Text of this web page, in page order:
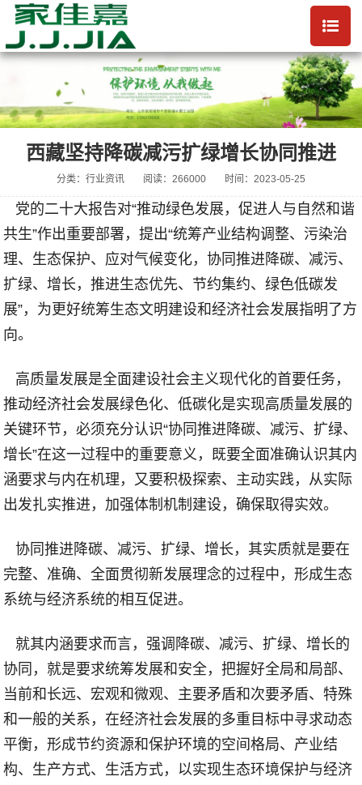
西藏坚持降碳减污扩绿增长协同推进
分类：行业资讯 阅读：266000 时间：2023-05-25
党的二十大报告对“推动绿色发展，促进人与自然和谐
共生”作出重要部署，提出“统筹产业结构调整、污染治
理、生态保护、应对气候变化，协同推进降碳、减污、
扩绿、增长，推进生态优先、节约集约、绿色低碳发
展”，为更好统筹生态文明建设和经济社会发展指明了方
向。
高质量发展是全面建设社会主义现代化的首要任务，
推动经济社会发展绿色化、低碳化是实现高质量发展的
关键环节，必须充分认识“协同推进降碳、减污、扩绿、
增长”在这一过程中的重要意义，既要全面准确认识其内
涵要求与内在机理，又要积极探索、主动实践，从实际
出发扎实推进，加强体制机制建设，确保取得实效。
协同推进降碳、减污、扩绿、增长，其实质就是要在
完整、准确、全面贯彻新发展理念的过程中，形成生态
系统与经济系统的相互促进。
就其内涵要求而言，强调降碳、减污、扩绿、增长的
协同，就是要求统筹发展和安全，把握好全局和局部、
当前和长远、宏观和微观、主要矛盾和次要矛盾、特殊
和一般的关系，在经济社会发展的多重目标中寻求动态
平衡，形成节约资源和保护环境的空间格局、产业结
构、生产方式、生活方式，以实现生态环境保护与经济